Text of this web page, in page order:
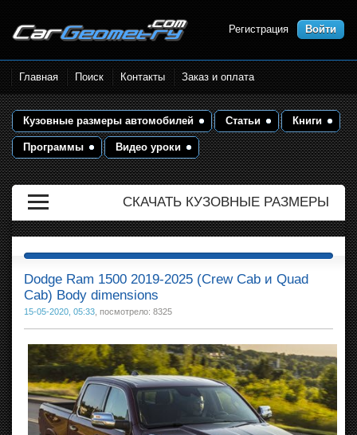
Размеры кузова автомобилей.
Контрольные точки и кузовные
размеры. Геометрия кузова
Регистрация Войти
Главная Поиск Контакты Заказ и оплата
Кузовные размеры автомобилей Статьи Книги
Программы Видео уроки
СКАЧАТЬ КУЗОВНЫЕ РАЗМЕРЫ
Dodge Ram 1500 2019-2025 (Crew Cab и Quad
Cab) Body dimensions
15-05-2020, 05:33 , посмотрело: 8325